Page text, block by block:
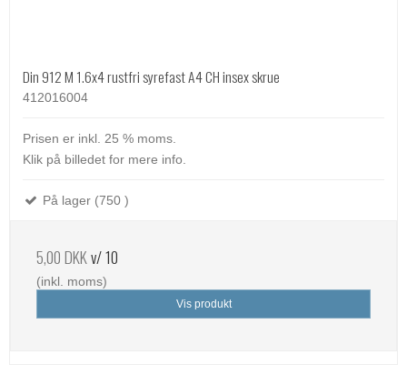
Din 912 M 1.6x4 rustfri syrefast A4 CH insex skrue
412016004
Prisen er inkl. 25 % moms.
Klik på billedet for mere info.
På lager (750 )
5,00 DKKv/ 10
(inkl. moms)
Vis produkt